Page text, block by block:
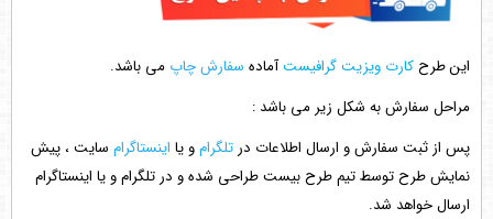
این طرحکارت ویزیت گرافیستآماده سفارش چاپ می باشد.
مراحل سفارش به شکل زیر می باشد :
پس از ثبت سفارش و ارسال اطلاعات درتلگرامو یا اینستاگرام سایت ، پیش
نمایش طرح توسط تیم طرح بیست طراحی شده و در تلگرام و یا اینستاگرام
ارسال خواهد شد.